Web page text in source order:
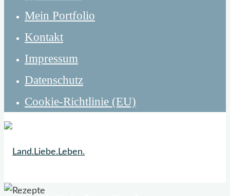
Mein Portfolio
Kontakt
Impressum
Datenschutz
Cookie-Richtlinie (EU)